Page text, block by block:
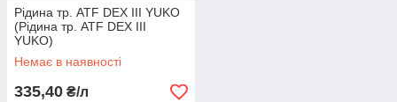
Рідина тр. ATF DEX III YUKO
(Рідина тр. ATF DEX III
YUKO)
Немає в наявності
335,40 ₴/л